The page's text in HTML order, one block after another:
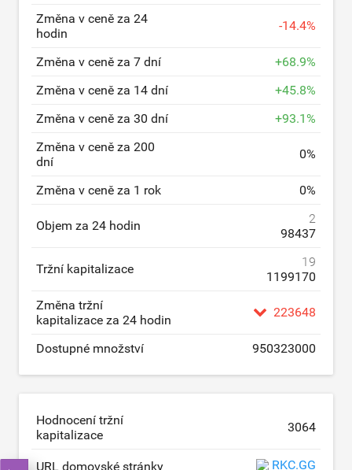
Změna v ceně za 24
hodin
-14.4%
Změna v ceně za 7 dní +68.9%
Změna v ceně za 14 dní
+45.8%
Změna v ceně za 30 dní
+93.1%
Změna v ceně za 200
dní
0%
Změna v ceně za 1 rok 0%
Objem za 24 hodin
2
98437
Tržní kapitalizace
19
1199170
Změna tržní
kapitalizace za 24 hodin
223648
Dostupné množství 950323000
Hodnocení tržní
kapitalizace
3064
URL domovské stránky RKC.GG